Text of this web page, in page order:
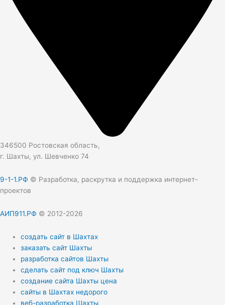
346500 Ростовская область,
г. Шахты, ул. Шевченко 74
9-1-1.РФ © Разработка, раскрутка и поддержка интернет-
проектов
АИП911.РФ © 2012-2026
создать сайт в Шахтах
заказать сайт Шахты
разработка сайтов Шахты
сделать сайт под ключ Шахты
создание сайта Шахты цена
сайты в Шахтах недорого
веб-разработка Шахты